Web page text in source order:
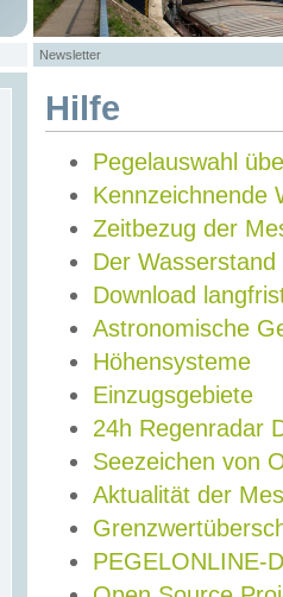
Newsletter
Hilfe
Pegelauswahl
Kennzeichnende
Zeitbezug der
Der Wasserstand
Download
Astronomische
Höhensysteme
Einzugsgebiete
24h Regenradar
Seezeichen von
Aktualität der
PEGELONLINE-